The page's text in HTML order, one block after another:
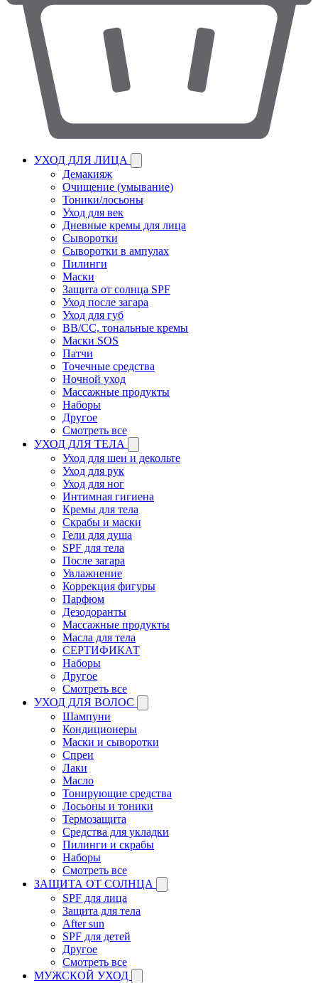
УХОД ДЛЯ ЛИЦА
Демакияж
Очищение (умывание)
Тоники/лосьоны
Уход для век
Дневные кремы для лица
Сыворотки
Сыворотки в ампулах
Пилинги
Маски
Защита от солнца SPF
Уход после загара
Уход для губ
BB/CC, тональные кремы
Маски SOS
Патчи
Точечные средства
Ночной уход
Массажные продукты
Наборы
Другое
Смотреть все
УХОД ДЛЯ ТЕЛА
Уход для шеи и декольте
Уход для рук
Уход для ног
Интимная гигиена
Кремы для тела
Скрабы и маски
Гели для душа
SPF для тела
После загара
Увлажнение
Коррекция фигуры
Парфюм
Дезодоранты
Массажные продукты
Масла для тела
СЕРТИФИКАТ
Наборы
Другое
Смотреть все
УХОД ДЛЯ ВОЛОС
Шампуни
Кондиционеры
Маски и сыворотки
Спреи
Лаки
Масло
Тонирующие средства
Лосьоны и тоники
Термозащита
Средства для укладки
Пилинги и скрабы
Наборы
Смотреть все
ЗАЩИТА ОТ СОЛНЦА
SPF для лица
Защита для тела
After sun
SPF для детей
Другое
Смотреть все
МУЖСКОЙ УХОД